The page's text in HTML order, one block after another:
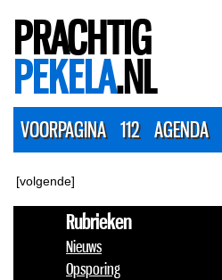
PRACHTIG
PEKELA.NL
VOORPAGINA 112 AGENDA
[volgende]
Rubrieken
Nieuws
Opsporing